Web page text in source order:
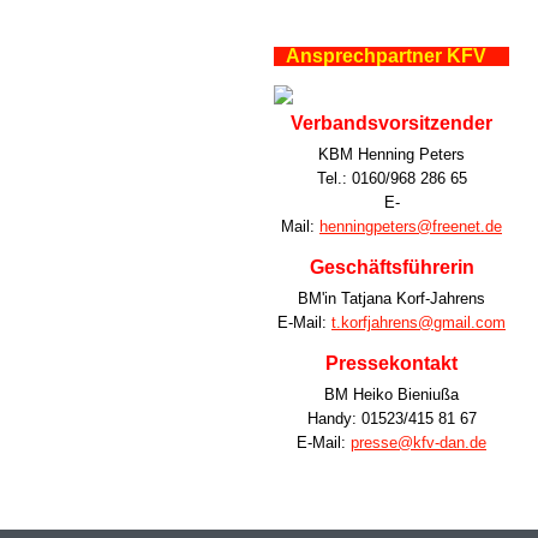
Ansprechpartner KFV
Verbandsvorsitzender
KBM Henning Peters
Tel.: 0160/968 286 65
E-
Mail: henningpeters@freenet.de
Geschäftsführerin
BM'in Tatjana Korf-Jahrens
E-Mail: t.korfjahrens@gmail.com
Pressekontakt
BM Heiko Bieniußa
Handy: 01523/415 81 67
E-Mail: presse@kfv-dan.de